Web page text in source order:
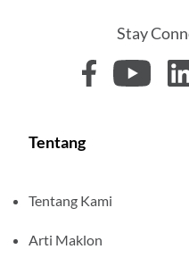
Stay
Tentang
Tentang Kami
Arti Maklon